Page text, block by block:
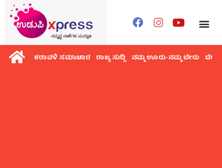
ಕರಾವಳಿ ಸಮಾಚಾರ ರಾಜ್ಯ ಸುದ್ದಿ ನಮ್ಮ ಊರು-ನಮ್ಮ ಬೇರು ದೇಶ